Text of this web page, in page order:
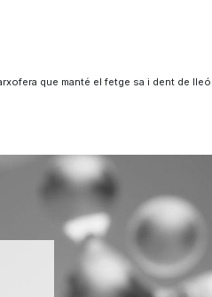
que manté el fetge sa i dent de lleó